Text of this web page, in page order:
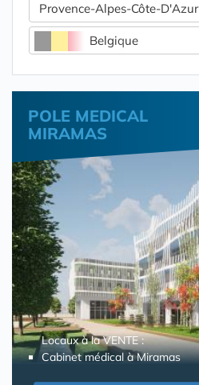
Provence-Alpes-Côte-D'Azur
Belgique
POLE MEDICAL
MIRAMAS
Locaux à la VENTE :
Cabinet médical à Miramas